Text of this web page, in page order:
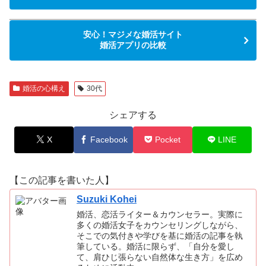
安心！マジメな婚活サイト
婚活アプリの比較
婚活の心構え 30代
シェアする
X Facebook Pocket LINE
【この記事を書いた人】
Suzuki Kohei
婚活、恋活ライター＆カウンセラー。実際に
多くの婚活女子をカウンセリングしながら、
そこでの気付きや学びを基に婚活の記事を執
筆している。婚活に限らず、「自分を愛し
て、肩ひじ張らない自然体な生き方」を広め